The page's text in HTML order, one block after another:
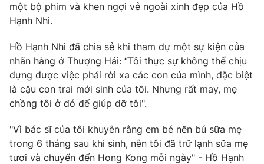
Emagazine Podcast
Photo Infographic
Video Shorts video
VTV Money
VTV Sức khoẻ Bất động sản
một bộ phim và khen ngợi vẻ ngoài xinh đẹp của Hồ
Hạnh Nhi.
Hồ Hạnh Nhi đã chia sẻ khi tham dự một sự kiện của
nhãn hàng ở Thượng Hải: “Tôi thực sự không thể chịu
đựng được việc phải rời xa các con của mình, đặc biệt
là cậu con trai mới sinh của tôi. Nhưng rất may, mẹ
chồng tôi ở đó để giúp đỡ tôi".
"Vì bác sĩ của tôi khuyên rằng em bé nên bú sữa mẹ
trong 6 tháng sau khi sinh, nên tôi đã trữ lạnh sữa mẹ
tươi và chuyển đến Hong Kong mỗi ngày" - Hồ Hạnh